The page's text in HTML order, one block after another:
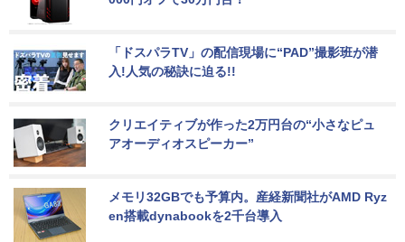
「ドスパラTV」の配信現場に“PAD”撮影班が潜
入!人気の秘訣に迫る!!
クリエイティブが作った2万円台の“小さなピュ
アオーディオスピーカー”
メモリ32GBでも予算内。産経新聞社がAMD Ryz
en搭載dynabookを2千台導入